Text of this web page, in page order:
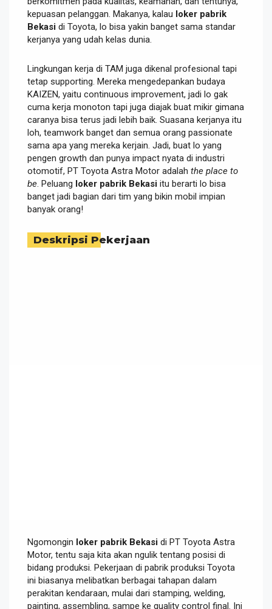
kepuasan pelanggan. Makanya, kalau loker pabrik
Bekasi di Toyota, lo bisa yakin banget sama standar
kerjanya yang udah kelas dunia.
Lingkungan kerja di TAM juga dikenal profesional tapi
tetap supporting. Mereka mengedepankan budaya
KAIZEN, yaitu continuous improvement, jadi lo gak
cuma kerja monoton tapi juga diajak buat mikir gimana
caranya bisa terus jadi lebih baik. Suasana kerjanya itu
loh, teamwork banget dan semua orang passionate
sama apa yang mereka kerjain. Jadi, buat lo yang
pengen growth dan punya impact nyata di industri
otomotif, PT Toyota Astra Motor adalah the place to
be . Peluang loker pabrik Bekasi itu berarti lo bisa
banget jadi bagian dari tim yang bikin mobil impian
banyak orang!
Deskripsi Pekerjaan
Ngomongin loker pabrik Bekasi di PT Toyota Astra
Motor, tentu saja kita akan ngulik tentang posisi di
bidang produksi. Pekerjaan di pabrik produksi Toyota
ini biasanya melibatkan berbagai tahapan dalam
perakitan kendaraan, mulai dari stamping, welding,
painting, assembling, sampe ke quality control final. Ini